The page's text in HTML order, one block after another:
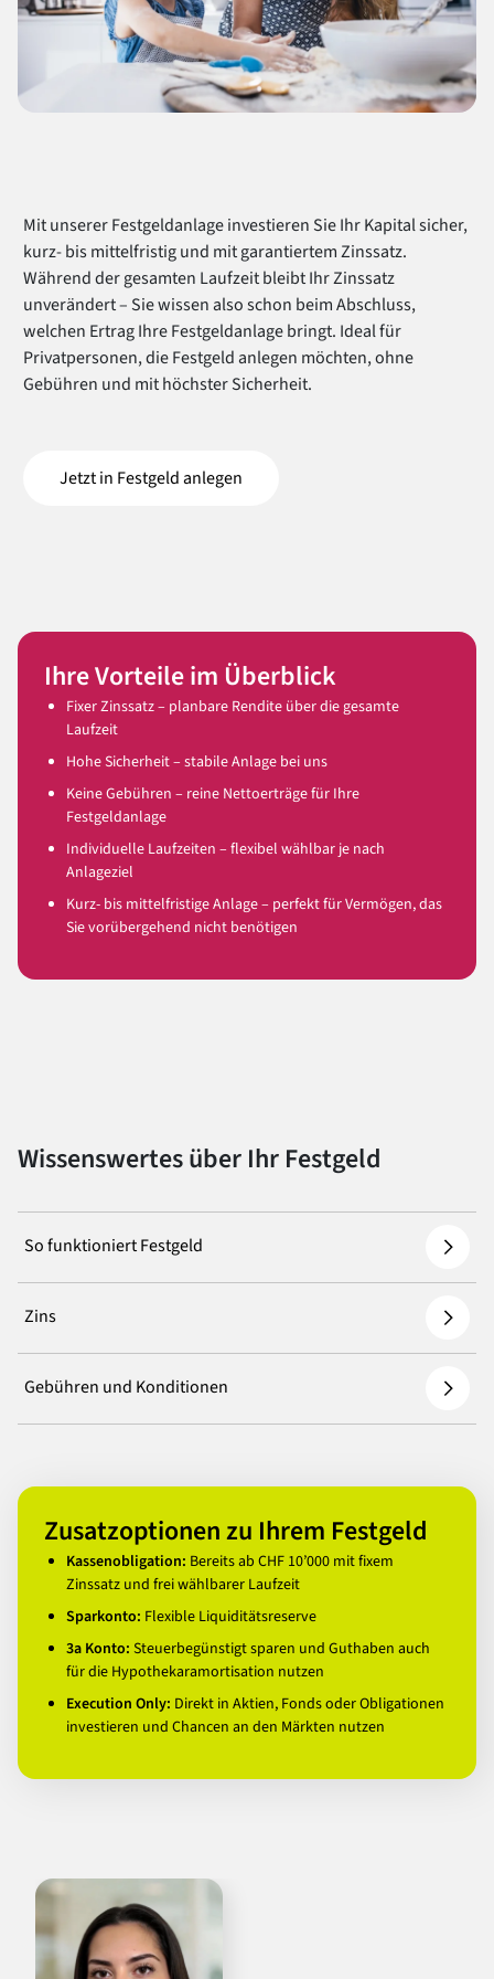
Mit unserer Festgeldanlage investieren Sie Ihr Kapital sicher,
kurz- bis mittelfristig und mit garantiertem Zinssatz.
Während der gesamten Laufzeit bleibt Ihr Zinssatz
unverändert – Sie wissen also schon beim Abschluss,
welchen Ertrag Ihre Festgeldanlage bringt. Ideal für
Privatpersonen, die Festgeld anlegen möchten, ohne
Gebühren und mit höchster Sicherheit.
Jetzt in Festgeld anlegen
Ihre Vorteile im Überblick
Fixer Zinssatz – planbare Rendite über die gesamte
Laufzeit
Hohe Sicherheit – stabile Anlage bei uns
Keine Gebühren – reine Nettoerträge für Ihre
Festgeldanlage
Individuelle Laufzeiten – flexibel wählbar je nach
Anlageziel
Kurz- bis mittelfristige Anlage – perfekt für Vermögen, das
Sie vorübergehend nicht benötigen
Wissenswertes über Ihr Festgeld
So funktioniert Festgeld
Zins
Gebühren und Konditionen
Zusatzoptionen zu Ihrem Festgeld
Kassenobligation: Bereits ab CHF 10’000 mit fixem
Zinssatz und frei wählbarer Laufzeit
Sparkonto: Flexible Liquiditätsreserve
3a Konto: Steuerbegünstigt sparen und Guthaben auch
für die Hypothekaramortisation nutzen
Execution Only: Direkt in Aktien, Fonds oder Obligationen
investieren und Chancen an den Märkten nutzen